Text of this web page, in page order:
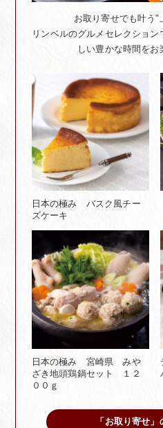
お取り寄せでも叶う"
リンベルのグルメセレクショ
しい豊かな時間をお
日本の極み バスク風チー
ズケーキ
日本の極み 宮崎県 みや
ざき地頭鶏鍋セット １２
００ｇ
「お取り寄せ